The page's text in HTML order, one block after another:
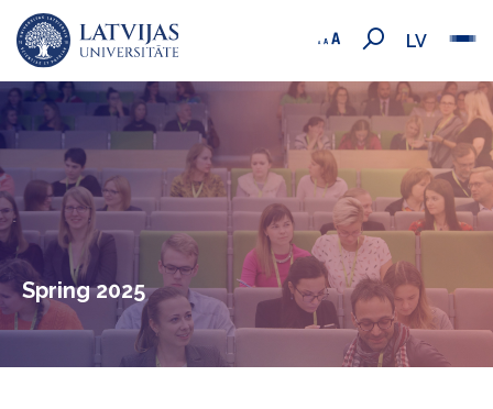
LV
Spring 2025